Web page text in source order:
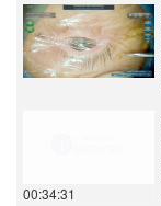
00:34:31